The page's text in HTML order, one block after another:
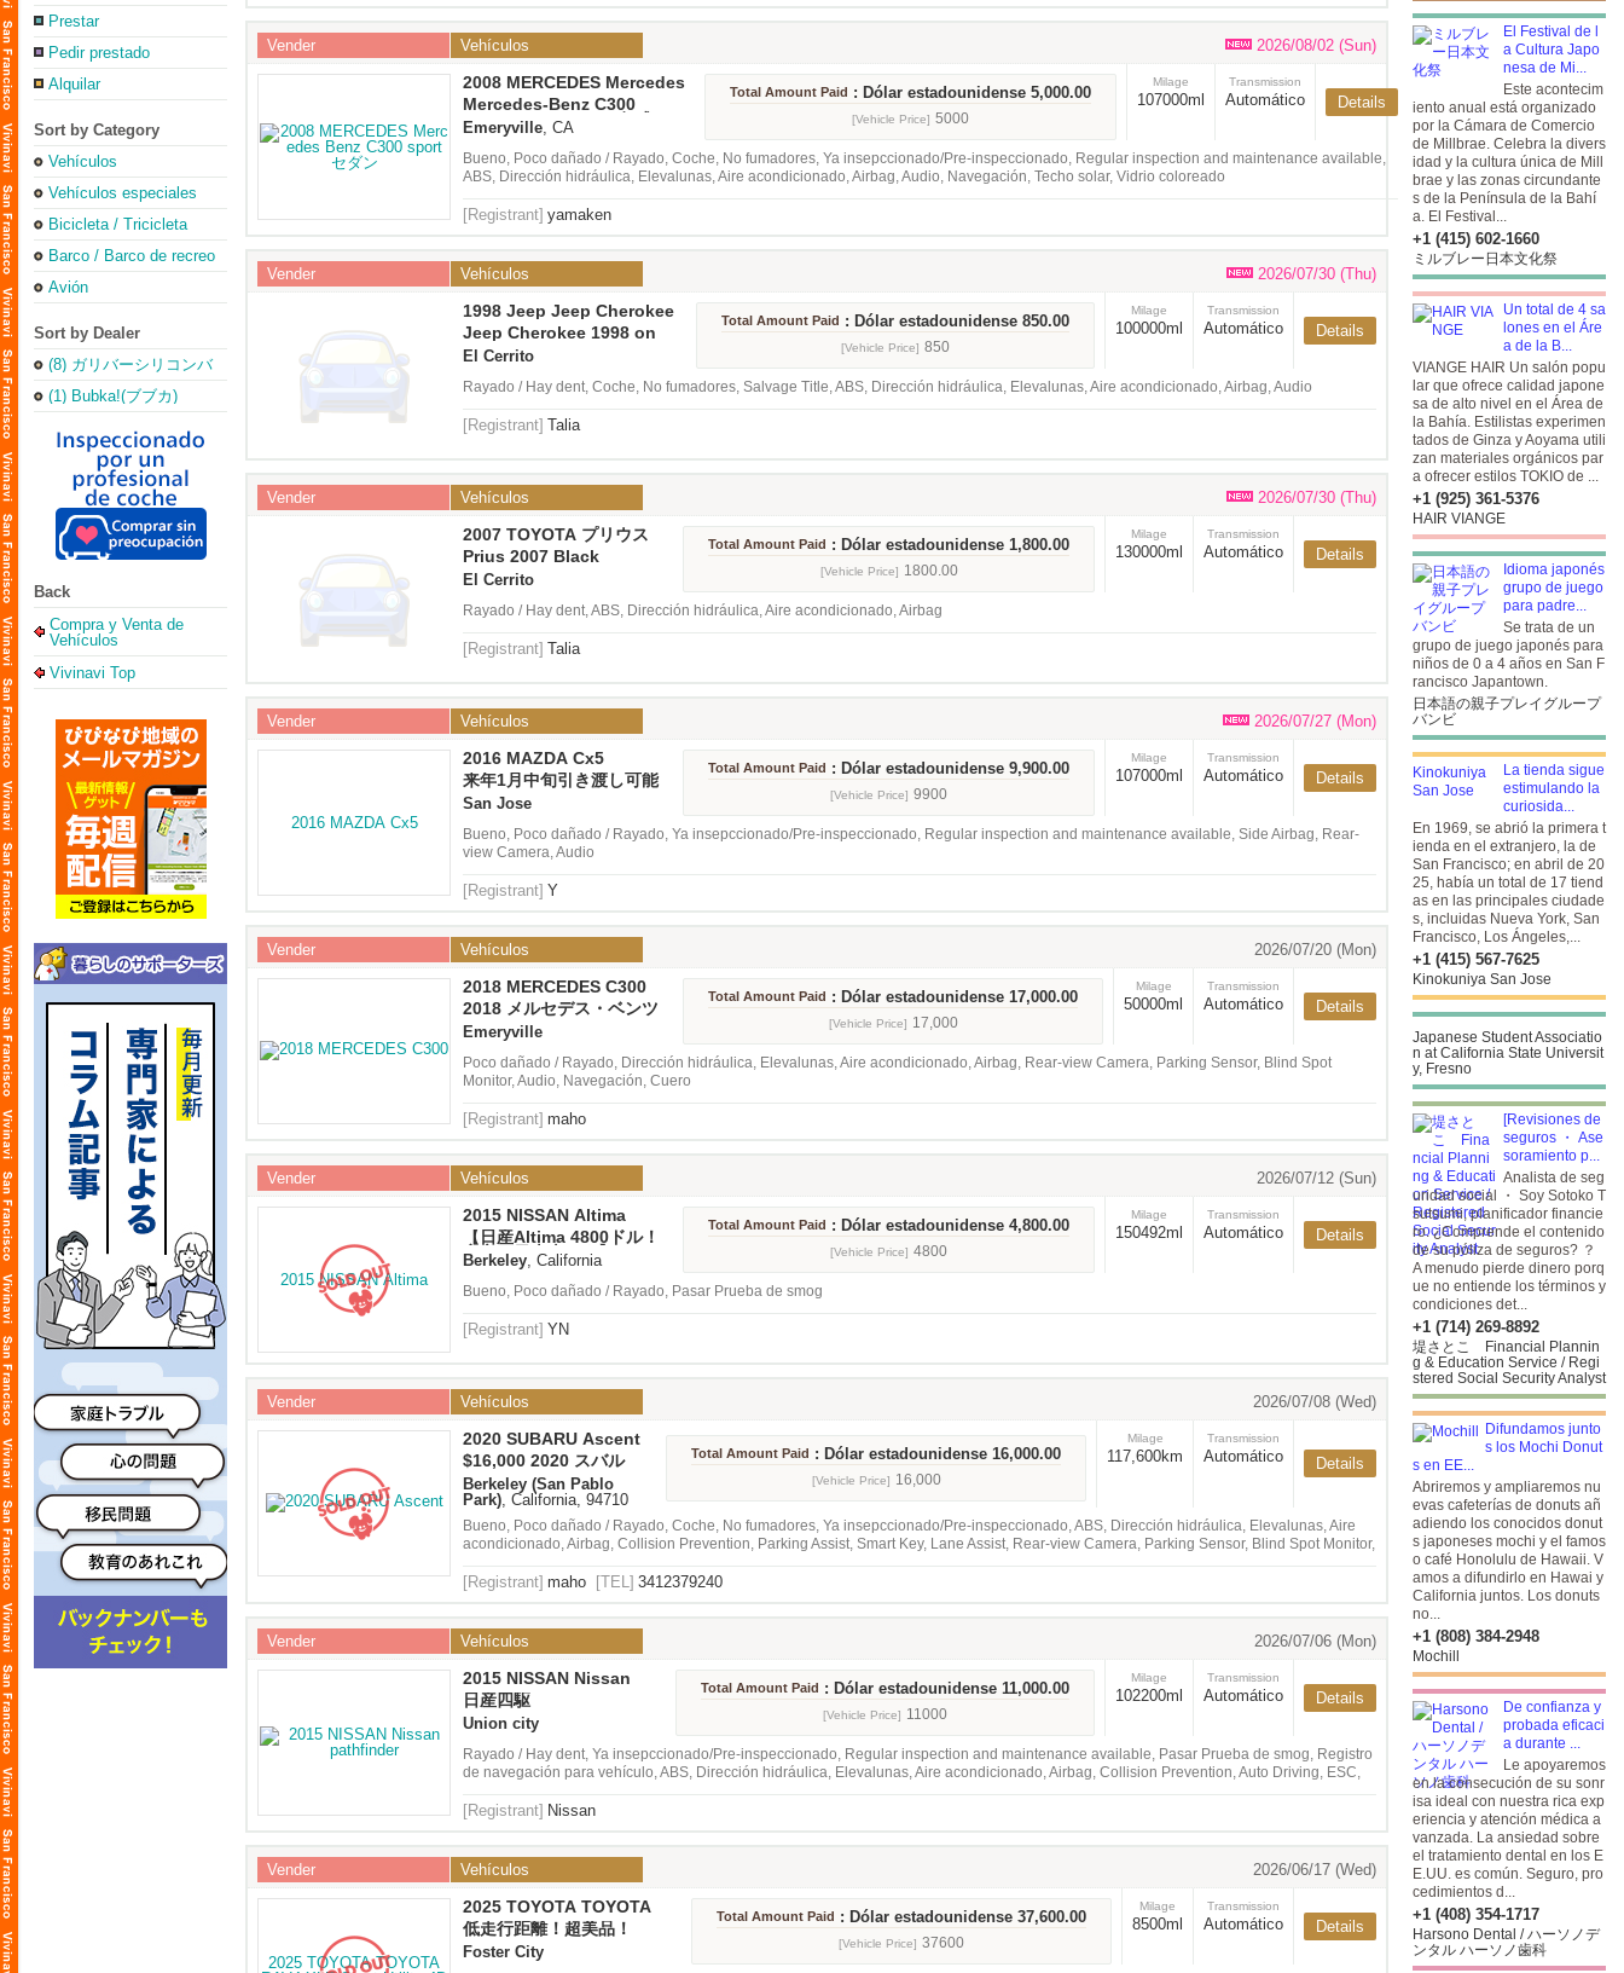
Prestar
Pedir prestado
Alquilar
Sort by Category
Vehículos
Vehículos especiales
Bicicleta / Tricicleta
Barco / Barco de recreo
Avión
Sort by Dealer
(8) ガリバーシリコンバ
レー店
(1) Bubka!(ブブカ)
Back
Compra y Venta de
Vehículos
Vivinavi Top
Vender Vehículos 2026/08/02 (Sun)
2008 MERCEDES Mercedes
Benz C300 sport セダン
Mercedes-Benz C300
4MATIC Sport 2008年式 セ
ダン
Emeryville, CA
Total Amount Paid : Dólar estadounidense 5,000.00
[Vehicle Price] 5000
Milage
107000ml
Transmission
Automático Details
Bueno, Poco dañado / Rayado, Coche, No fumadores, Ya insepccionado/Pre-inspeccionado, Regular inspection and maintenance available,
ABS, Dirección hidráulica, Elevalunas, Aire acondicionado, Airbag, Audio, Navegación, Techo solar, Vidrio coloreado
[Registrant] yamaken
Vender Vehículos 2026/07/30 (Thu)
1998 Jeep Jeep Cherokee
Jeep Cherokee 1998 on
Sale
El Cerrito
Total Amount Paid : Dólar estadounidense 850.00
[Vehicle Price] 850
Milage
100000ml
Transmission
Automático Details
Rayado / Hay dent, Coche, No fumadores, Salvage Title, ABS, Dirección hidráulica, Elevalunas, Aire acondicionado, Airbag, Audio
[Registrant] Talia
Vender Vehículos 2026/07/30 (Thu)
2007 TOYOTA プリウス
Prius 2007 Black
El Cerrito
Total Amount Paid : Dólar estadounidense 1,800.00
[Vehicle Price] 1800.00
Milage
130000ml
Transmission
Automático Details
Rayado / Hay dent, ABS, Dirección hidráulica, Aire acondicionado, Airbag
[Registrant] Talia
Vender Vehículos 2026/07/27 (Mon)
2016 MAZDA Cx5
来年1月中旬引き渡し可能
Mazda Cx-5 2016
San Jose
Total Amount Paid : Dólar estadounidense 9,900.00
[Vehicle Price] 9900
Milage
107000ml
Transmission
Automático Details
Bueno, Poco dañado / Rayado, Ya insepccionado/Pre-inspeccionado, Regular inspection and maintenance available, Side Airbag, Rear-
view Camera, Audio
[Registrant] Y
Vender Vehículos 2026/07/20 (Mon)
2018 MERCEDES C300
2018 メルセデス・ベンツ
C300
Emeryville
Total Amount Paid : Dólar estadounidense 17,000.00
[Vehicle Price] 17,000
Milage
50000ml
Transmission
Automático Details
Poco dañado / Rayado, Dirección hidráulica, Elevalunas, Aire acondicionado, Airbag, Rear-view Camera, Parking Sensor, Blind Spot
Monitor, Audio, Navegación, Cuero
[Registrant] maho
Vender Vehículos 2026/07/12 (Sun)
2015 NISSAN Altima
【日産Altima 4800ドル！
安心の日本車です】
Berkeley, California
Total Amount Paid : Dólar estadounidense 4,800.00
[Vehicle Price] 4800
Milage
150492ml
Transmission
Automático Details
Bueno, Poco dañado / Rayado, Pasar Prueba de smog
[Registrant] YN
Vender Vehículos 2026/07/08 (Wed)
2020 SUBARU Ascent
$16,000 2020 スバル
Ascent Premium 4D
Berkeley (San Pablo
Park), California, 94710
Total Amount Paid : Dólar estadounidense 16,000.00
[Vehicle Price] 16,000
Milage
117,600km
Transmission
Automático Details
Bueno, Poco dañado / Rayado, Coche, No fumadores, Ya insepccionado/Pre-inspeccionado, ABS, Dirección hidráulica, Elevalunas, Aire
acondicionado, Airbag, Collision Prevention, Parking Assist, Smart Key, Lane Assist, Rear-view Camera, Parking Sensor, Blind Spot Monitor,
[Registrant] maho [TEL] 3412379240
Vender Vehículos 2026/07/06 (Mon)
2015 NISSAN Nissan
pathfinder
日産四駆
Union city
Total Amount Paid : Dólar estadounidense 11,000.00
[Vehicle Price] 11000
Milage
102200ml
Transmission
Automático Details
Rayado / Hay dent, Ya insepccionado/Pre-inspeccionado, Regular inspection and maintenance available, Pasar Prueba de smog, Registro
de navegación para vehículo, ABS, Dirección hidráulica, Elevalunas, Aire acondicionado, Airbag, Collision Prevention, Auto Driving, ESC,
Camera, Parking Sensor, Blind Spot Monitor, Adaptive Cruise Control, Emergency Brake, Vidrio coloreado, Cuero
[Registrant] Nissan
Vender Vehículos 2026/06/17 (Wed)
2025 TOYOTA TOYOTA
RAV4 XLE Sport Utility
4D
低走行距離！超美品！
Foster City
Total Amount Paid : Dólar estadounidense 37,600.00
[Vehicle Price] 37600
Milage
8500ml
Transmission
Automático Details
El Festival de l
a Cultura Japo
nesa de Mi...
Este acontecim
iento anual está organizado
por la Cámara de Comercio
de Millbrae. Celebra la divers
idad y la cultura única de Mill
brae y las zonas circundante
s de la Península de la Bahí
a. El Festival...
+1 (415) 602-1660
ミルブレー日本文化祭
Un total de 4 sa
lones en el Áre
a de la B...
VIANGE HAIR Un salón popu
lar que ofrece calidad japone
sa de alto nivel en el Área de
la Bahía. Estilistas experimen
tados de Ginza y Aoyama utili
zan materiales orgánicos par
a ofrecer estilos TOKIO de ...
+1 (925) 361-5376
HAIR VIANGE
Idioma japonés
grupo de juego
para padre...
Se trata de un
grupo de juego japonés para
niños de 0 a 4 años en San F
rancisco Japantown.
日本語の親子プレイグループ
バンビ
La tienda sigue
estimulando la
curiosida...
En 1969, se abrió la primera t
ienda en el extranjero, la de
San Francisco; en abril de 20
25, había un total de 17 tiend
as en las principales ciudade
s, incluidas Nueva York, San
Francisco, Los Ángeles,...
+1 (415) 567-7625
Kinokuniya San Jose
Japanese Student Associatio
n at California State Universit
y, Fresno
[Revisiones de
seguros ・ Ase
soramiento p...
Analista de seg
uridad social ・ Soy Sotoko T
sutsumi, planificador financie
ro. ¿Comprende el contenido
de su póliza de seguros? ？
A menudo pierde dinero porq
ue no entiende los términos y
condiciones det...
+1 (714) 269-8892
堤さとこ Financial Plannin
g & Education Service / Regi
stered Social Security Analyst
Difundamos junto
s los Mochi Donut
s en EE...
Abriremos y ampliaremos nu
evas cafeterías de donuts añ
adiendo los conocidos donut
s japoneses mochi y el famos
o café Honolulu de Hawaii. V
amos a difundirlo en Hawai y
California juntos. Los donuts
no...
+1 (808) 384-2948
Mochill
De confianza y
probada eficaci
a durante ...
Le apoyaremos
en la consecución de su sonr
isa ideal con nuestra rica exp
eriencia y atención médica a
vanzada. La ansiedad sobre
el tratamiento dental en los E
E.UU. es común. Seguro, pro
cedimientos d...
+1 (408) 354-1717
Harsono Dental / ハーソノデ
ンタル ハーソノ歯科